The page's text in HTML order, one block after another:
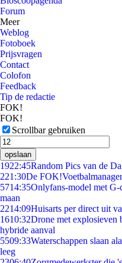
Forum
Meer
Weblog
Fotoboek
Prijsvragen
Contact
Colofon
Feedback
Tip de redactie
FOK!
FOK!
Scrollbar gebruiken
opslaan
1922:45Random Pics van de
221:30De
5714:35Onlyfans-model met
maan
2214:09Huisarts per direct uit
1610:32Drone met
hybride aanval
5509:33Waterschappen slaan
leeg